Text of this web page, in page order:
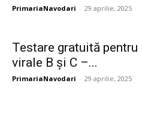
PrimariaNavodari - 29 aprilie, 2025
Testare gratuită
virale B și C –...
PrimariaNavodari - 29 aprilie, 2025